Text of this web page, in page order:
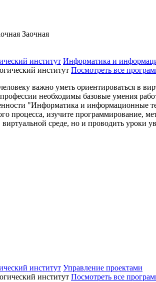
Заочная
институт Информатика и
Посмотреть все
важно уметь ориентироваться в
необходимы базовые умения
"Информатика и информационные
процесса, изучите
виртуальной среде, но и проводить уроки
институт Управление проектами
Посмотреть все